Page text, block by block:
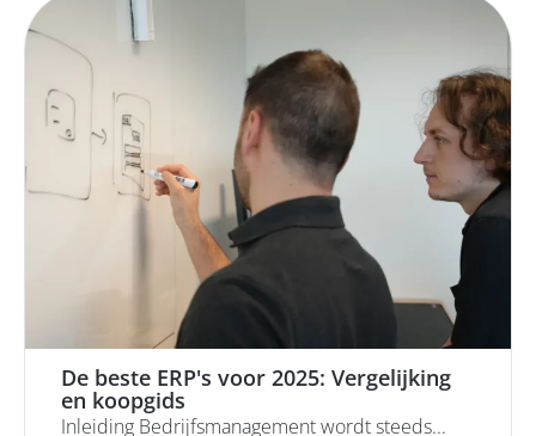
De beste ERP's voor 2025: Vergelijking
en koopgids
Inleiding Bedrijfsmanagement wordt steeds...